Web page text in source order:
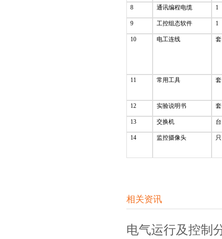
8 通讯编程电缆 1
9 工控组态软件 1
10 电工连线 套
11 常用工具 套
12 实验说明书 套
13 交换机 台
14 监控摄像头 只
相关资讯
电气运行及控制